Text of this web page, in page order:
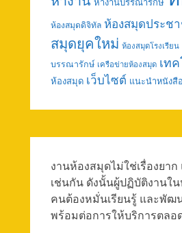
หางานบรรณารักษ์
ห้องสมุดดิจิทัล ห้องสมุดประช
สมุดยุคใหม่ ห้องสมุดโรงเรียน
บรรณารักษ์ เครือข่ายห้องสมุด เท
ห้องสมุด เว็บไซต์ แนะนำหนังสือ
งานห้องสมุดไม่ใช่เรื่องยาก
เช่นกัน ดังนั้นผู้ปฏิบัติงานใ
คนต้องหมั่นเรียนรู้ และพัฒ
พร้อมต่อการให้บริการตลอ